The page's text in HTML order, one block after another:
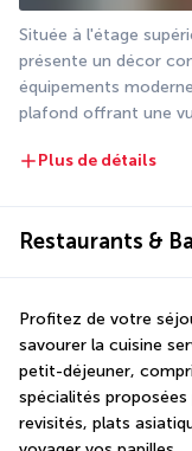
Située à l'étage
présente un décor
équipements
plafond offrant une
Plus de détails
Restaurants &
Profitez de votre
savourer la cuisine
petit-déjeuner,
spécialités
revisités, plats